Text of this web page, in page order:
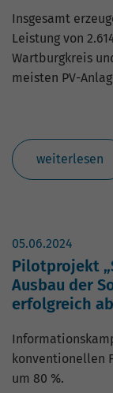
Insgesamt
Leistung von
Wartburgkreis
meisten PV-
weiterlesen
05.06.2024
Pilotprojekt
Ausbau der
erfolgreich
konventionellen
um 80 %.